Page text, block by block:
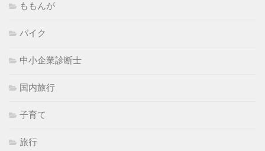
ももんが
バイク
中小企業診断士
国内旅行
子育て
旅行